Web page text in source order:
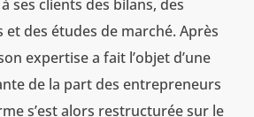
ses clients des bilans, des
des études de marché. Après
expertise a fait l’objet d’une
de la part des entrepreneurs
s’est alors restructurée sur le